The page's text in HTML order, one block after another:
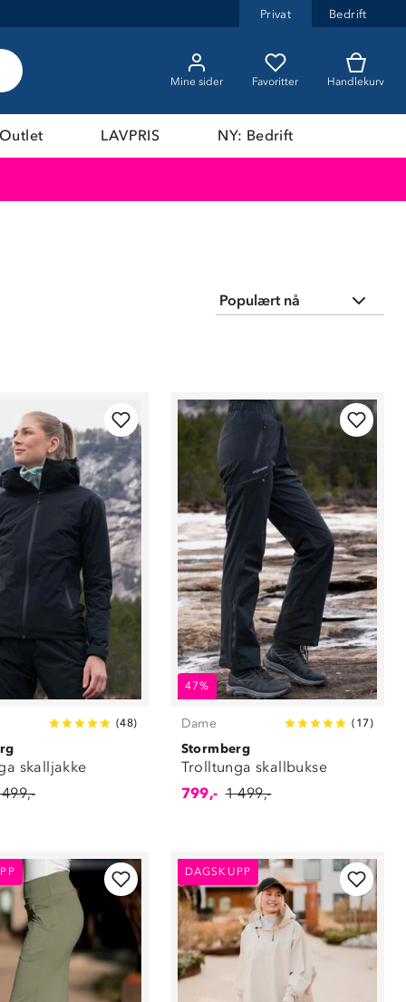
Privat Bedrift
Mine sider Favoritter Handlekurv
Outlet LAVPRIS NY: Bedrift
(48)
skalljakke
47%
Dame ( 17)
Stormberg
Trolltunga skallbukse
799,- 1 499,-
DAGSKUPP